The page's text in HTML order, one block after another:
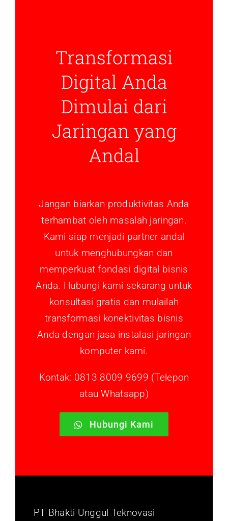
Transformasi
Digital Anda
Dimulai dari
Jaringan yang
Andal
Jangan biarkan produktivitas Anda
terhambat oleh masalah jaringan.
Kami siap menjadi partner andal
untuk menghubungkan dan
memperkuat fondasi digital bisnis
Anda. Hubungi kami sekarang untuk
konsultasi gratis dan mulailah
transformasi konektivitas bisnis
Anda dengan jasa instalasi jaringan
komputer kami.
Kontak: 0813 8009 9699 (Telepon
atau Whatsapp)
Hubungi Kami
PT Bhakti Unggul Teknovasi